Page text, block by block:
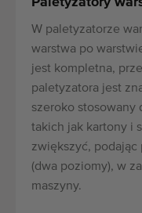
W paletyzatorze
warstwa po
jest kompletna,
paletyzatora jest
szeroko stosowany
takich jak kartony i
zwiększyć,
(dwa poziomy), w
maszyny.